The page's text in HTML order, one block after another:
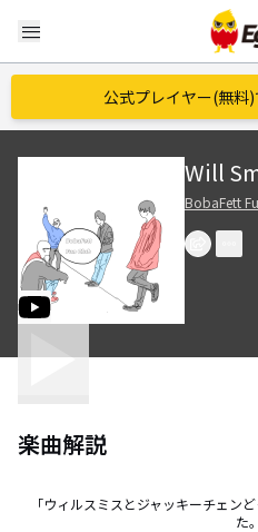
menu
公式プレイヤー(無料
Will
BobaFett
楽曲解説
「ウィルスミスとジャッキーチェン
た。